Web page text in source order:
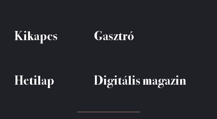
Kikapcs Gasztró
Hetilap Digitális magazin